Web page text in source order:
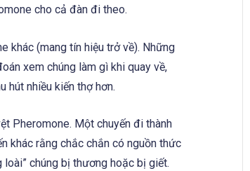
cho cả đàn đi theo.
khác (mang tín hiệu trở về). Những
xem chúng làm gì khi quay về,
hút nhiều kiến thợ hơn.
Pheromone. Một chuyến đi thành
khác rằng chắc chắn có nguồn thức
chúng bị thương hoặc bị giết.